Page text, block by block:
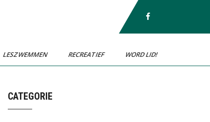
LESZWEMMEN RECREATIEF WORD LID!
CATEGORIE